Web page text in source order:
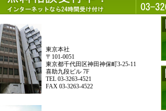
東京本社
〒101-0051
東京都千代田区神田神保町3-25-11
喜助九段ビル 7F
TEL 03-3263-4521
FAX 03-3263-4522